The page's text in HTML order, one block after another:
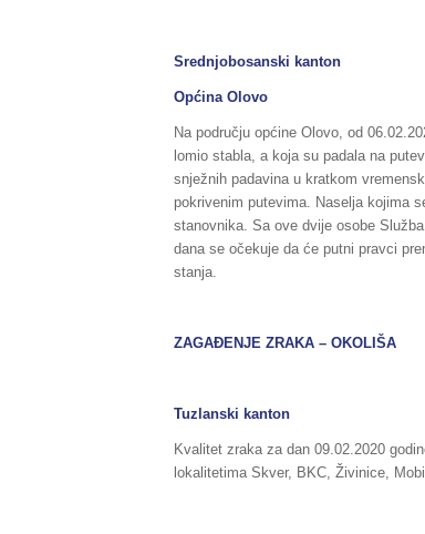
Srednjobosanski kanton
Općina Olovo
Na području općine Olovo, od
lomio stabla, a koja su padala na
snježnih padavina u kratkom
pokrivenim putevima. Naselja kojima
stanovnika. Sa ove dvije osobe
dana se očekuje da će putni pravci
stanja.
ZAGAĐENJE ZRAKA – OKOLIŠA
Tuzlanski kanton
Kvalitet zraka za dan 09.02.2020
lokalitetima Skver, BKC, Živinice,